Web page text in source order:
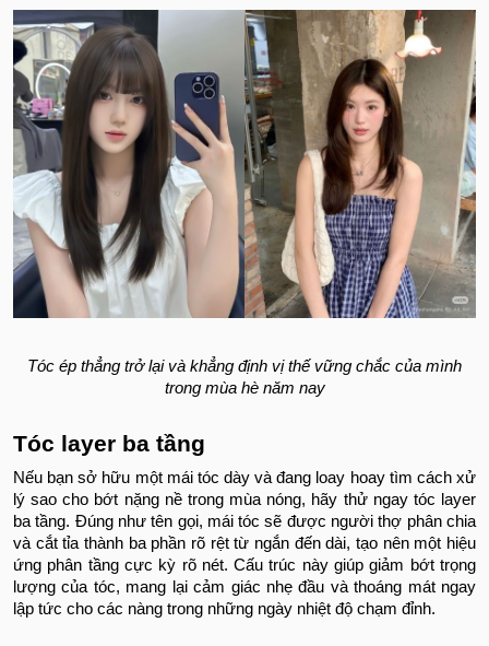
Tóc ép thẳng trở lại và khẳng định vị thế vững chắc của mình
trong mùa hè năm nay
Tóc layer ba tầng
Nếu bạn sở hữu một mái tóc dày và đang loay hoay tìm cách xử
lý sao cho bớt nặng nề trong mùa nóng, hãy thử ngay tóc layer
ba tầng. Đúng như tên gọi, mái tóc sẽ được người thợ phân chia
và cắt tỉa thành ba phần rõ rệt từ ngắn đến dài, tạo nên một hiệu
ứng phân tầng cực kỳ rõ nét. Cấu trúc này giúp giảm bớt trọng
lượng của tóc, mang lại cảm giác nhẹ đầu và thoáng mát ngay
lập tức cho các nàng trong những ngày nhiệt độ chạm đỉnh.